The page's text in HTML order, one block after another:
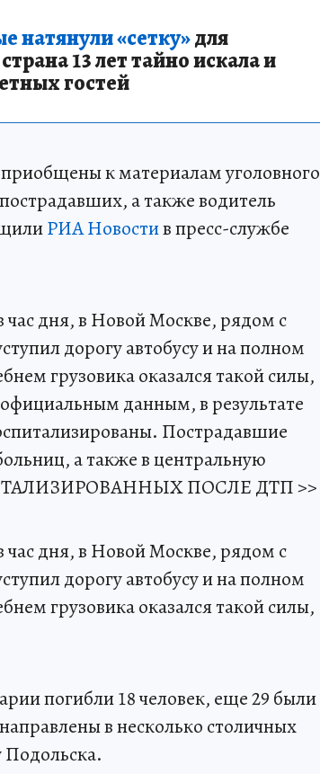
натянули «сетку»для
13 лет тайно искала и
гостей
к материалам уголовного
а также водитель
РИА Новостив пресс-службе
дня, в Новой Москве, рядом с
дорогу автобусу и на полном
грузовика оказался такой силы,
данным, в результате
Пострадавшие
а также в центральную
ПОСЛЕ ДТП >>
час дня, в Новой Москве, рядом с
дорогу автобусу и на полном
грузовика оказался такой силы,
погибли 18 человек, еще 29 были
в несколько столичных
Подольска.